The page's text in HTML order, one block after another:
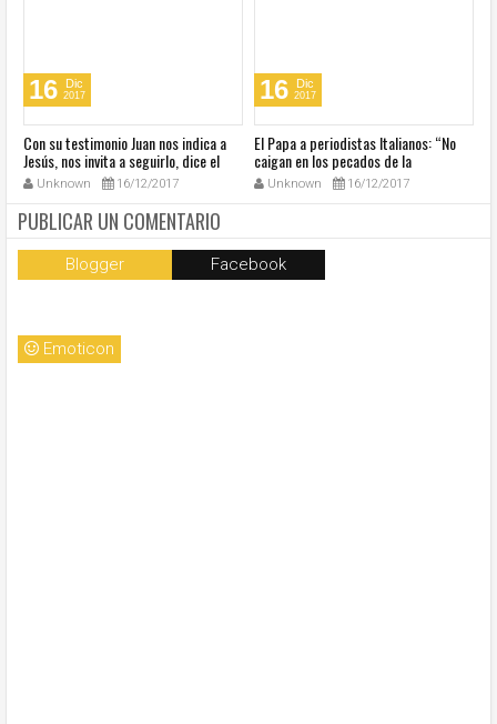
16 Dic
2017
Con su testimonio Juan nos indica a
Jesús, nos invita a seguirlo, dice el
PapaUnknown 16/12/2017
16 Dic
2017
El Papa a periodistas Italianos: “No
caigan en los pecados de la
comunicación”
Unknown 16/12/2017
PUBLICAR UN COMENTARIO
Blogger Facebook
Emoticon